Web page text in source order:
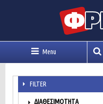
Menu
FILTER
ΔΙΑΘΕΣΙΜΌΤΗΤΑ